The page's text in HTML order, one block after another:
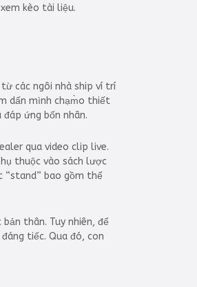
kèo tài liệu.
các ngôi nhà ship ví trí
dấn mình chạm̀o thiết
ứng bốn nhân.
qua video clip live.
thuộc vào sách lược
“stand” bao gồm thể
thân. Tuy nhiên, để
tiếc. Qua đó, con